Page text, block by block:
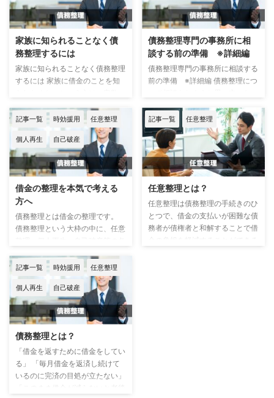
い、将来利息カットで和解に応じ
ていたのですが、今では既に過去
の話となりました。 最大支払回
数12回、24回、36回、48回は珍
しくなくなり、その最たる条件は
債務者が支払いをした回数が最大
支払回数という債権者まで出てき
だと、原資（ひと月 ...
て依頼をした事務所に毎月費用を
支払い、費用完納後に債権者への
支払いを開始し、そのまま滞りな
く支払いを続けれけて完済という
流れになります。 事務所へ支払
う金額は原資額です。 つまり、
任意整理をして和解し、その後全
とします。 例えば、事務所 ...
家族に知られることなく債
務整理するには
家族に知られることなく債務整理
するには 家族に借金のことを知
整理の方針として、任意整理、自
己破産、個人再生がありますが、
知られるリスクが一番低いのは任
意整理です。 理由を説明しま
す。 弁護士・司法書士と契約を
する際、事務所に出向いて契約す
る方法とやむを得ず郵送で契約す
る方法に分かれます。 事務所
に出向いて契約する方法 事務所
で渡される契約書は自宅に持ち帰
に知ら ...
債務整理専門の事務所に相
談する前の準備 ※詳細編
債務整理専門の事務所に相談する
前の準備 ※詳細編 債務整理につ
る前に準備しておいた方がよいも
のを具体的に解説します。 なぜ
事前に用意した方がよいかという
と、必ず事務所の方から尋ねられ
る項目だからです。 もちろんこ
れだけではありませんが、下記の
3項目をメモしておけば、比較的
スムーズに相談ができるはずで
す。 ①債権者の情報 例えば、3
社から借り入れしているのであれ
記事一覧 時効援用 任意整理
個人再生 自己破産
借金の整理を本気で考える
方へ
債務整理とは借金の整理です。
債務整理という大枠の中に、任意
理をしたい、しようか、したほう
がいいのか、せざるを得ないと思
われた方は、まず最初に『ひと月
の収入（手取り）と支出』を計算
してください。 債務整理の相談
を受ける際、事前に収支をしっか
り計算している方は稀で、所謂ど
んぶり勘定の方が結構いらっしゃ
います。 改めて計算してみると
浪費をしていたことがわかり、節
記事一覧 任意整理
任意整理とは？
任意整理は債務整理の手続きのひ
とつで、借金の支払いが困難な債
務者が債権者と和解することで借
記事一覧 時効援用 任意整理
個人再生 自己破産
債務整理とは？
「借金を返すために借金をしてい
る」 「毎月借金を返済し続けて
いるのに完済の目処が立たない」